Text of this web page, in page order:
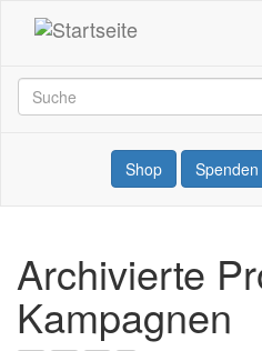
der
Search
Suche
Shop Spenden
Archivierte
Kampagnen